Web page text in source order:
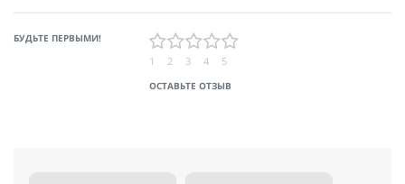
БУДЬТЕ ПЕРВЫМИ!
ОСТАВЬТЕ ОТЗЫВ
1 2 3 4 5